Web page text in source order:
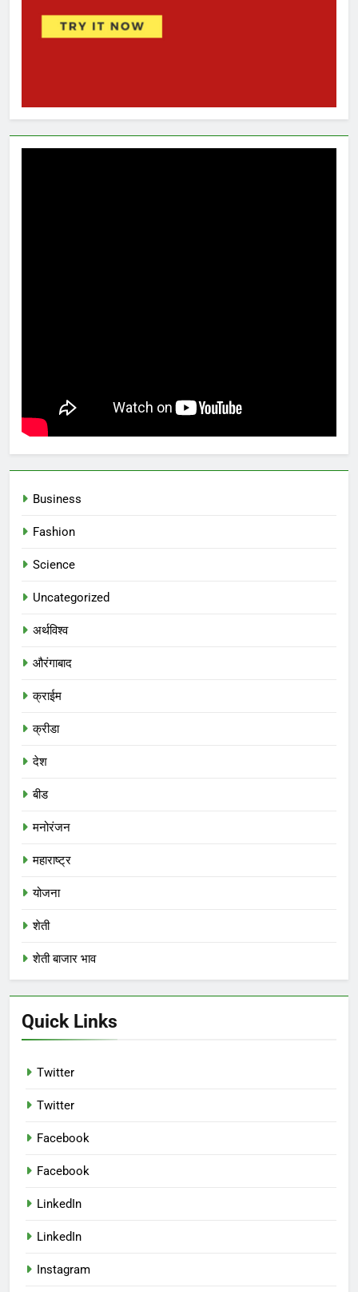
Business
Fashion
Science
Uncategorized
अर्थविश्व
औरंगाबाद
क्राईम
क्रीडा
देश
बीड
मनोरंजन
महाराष्ट्र
योजना
शेती
शेती बाजार भाव
Quick Links
Twitter
Twitter
Facebook
Facebook
LinkedIn
LinkedIn
Instagram